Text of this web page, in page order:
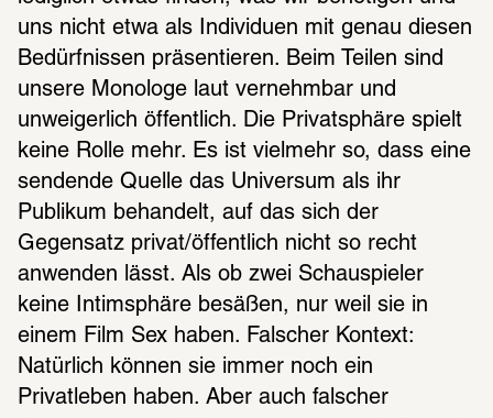
uns nicht etwa als Individuen mit genau diesen
Bedürfnissen präsentieren. Beim Teilen sind
unsere Monologe laut vernehmbar und
unweigerlich öffentlich. Die Privatsphäre spielt
keine Rolle mehr. Es ist vielmehr so, dass eine
sendende Quelle das Universum als ihr
Publikum behandelt, auf das sich der
Gegensatz privat/öffentlich nicht so recht
anwenden lässt. Als ob zwei Schauspieler
keine Intimsphäre besäßen, nur weil sie in
einem Film Sex haben. Falscher Kontext:
Natürlich können sie immer noch ein
Privatleben haben. Aber auch falscher